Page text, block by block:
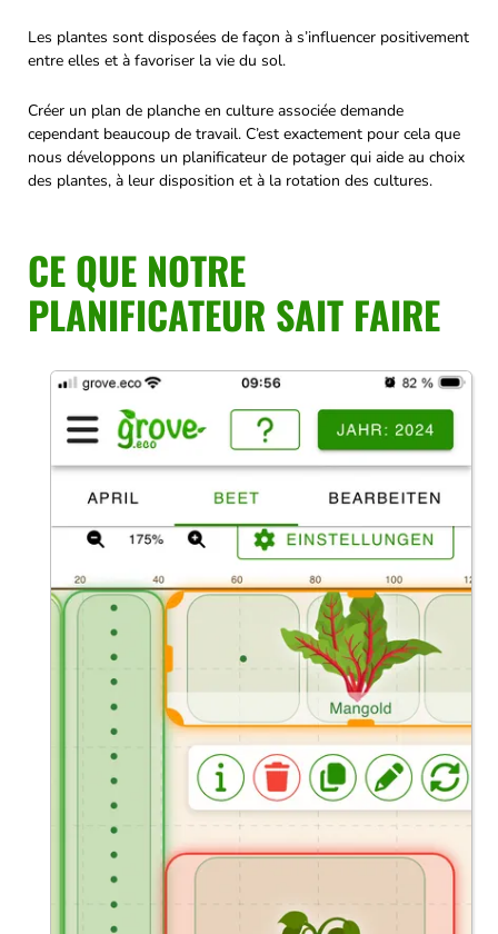
Les plantes sont disposées de façon à s’influencer positivement
entre elles et à favoriser la vie du sol.
Créer un plan de planche en culture associée demande
cependant beaucoup de travail. C’est exactement pour cela que
nous développons un planificateur de potager qui aide au choix
des plantes, à leur disposition et à la rotation des cultures.
CE QUE NOTRE
PLANIFICATEUR SAIT FAIRE